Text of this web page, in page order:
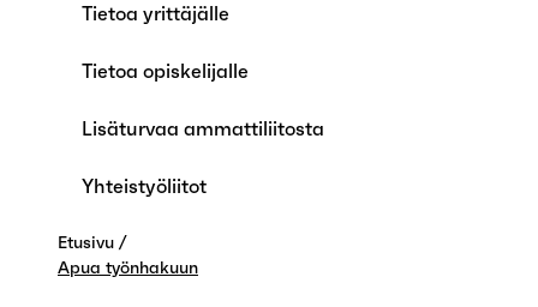
Tietoa yrittäjälle
Tietoa opiskelijalle
Lisäturvaa ammattiliitosta
Yhteistyöliitot
Etusivu
Apua työnhakuun